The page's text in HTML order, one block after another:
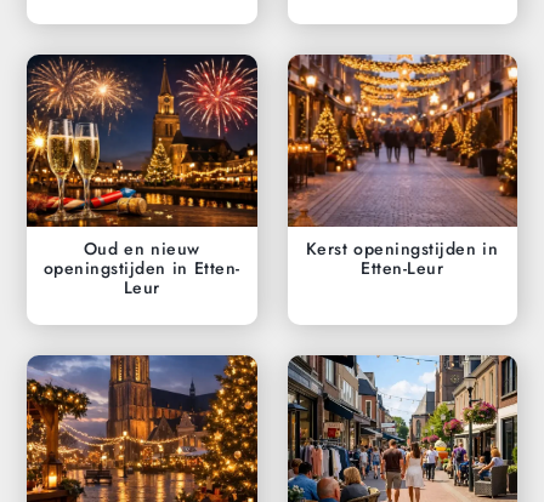
Oud en nieuw
openingstijden in Etten-
Leur
Kerst openingstijden in
Etten-Leur